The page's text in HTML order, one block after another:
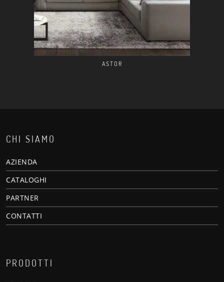
ASTOR
CHI SIAMO
AZIENDA
CATALOGHI
PARTNER
CONTATTI
PRODOTTI